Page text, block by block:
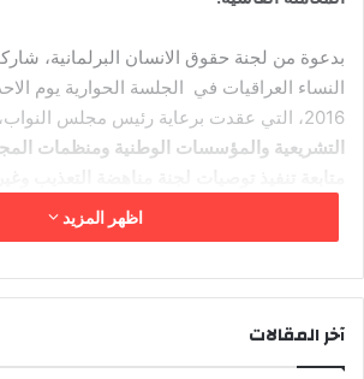
بدعوة من لجنة حقوق الانسان البرلمانية،
2016، التي عقدت برعاية رئيس مجلس النواب، حول
التشريعية والمؤسسات الوطنية ومنظمات
الصالحي بكلمة، أكد فيها على أهمية تفعيل
حيث تشير التقارير الدولية وتقارير منظمات
اظهر المزيد
آخر المقالات